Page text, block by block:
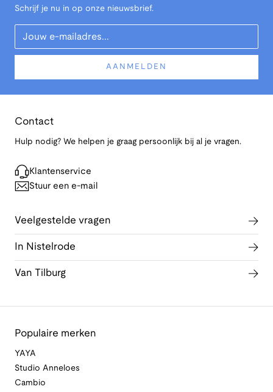
Schrijf je nu in op onze nieuwsbrief.
Your Email
AANMELDEN
Contact
Hulp nodig? We helpen je graag persoonlijk bij al je vragen.
Klantenservice
Stuur een e-mail
Veelgestelde vragen
In Nistelrode
Van Tilburg
Populaire merken
YAYA
Studio Anneloes
Cambio